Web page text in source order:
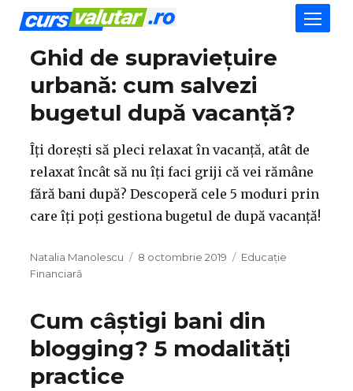
Ghid de supraviețuire
urbană: cum salvezi
bugetul după vacanță?
Îți dorești să pleci relaxat în vacanță, atât de
relaxat încât să nu îți faci griji că vei rămâne
fără bani după? Descoperă cele 5 moduri prin
care îți poți gestiona bugetul de după vacanță!
Autor
Natalia Manolescu
Publicat
8 octombrie 2019 Categorii
Educație
Financiară
Cum câștigi bani din
blogging? 5 modalități
practice